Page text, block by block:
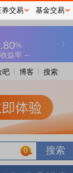
吧 博客 搜索
0
券交易 基金交易